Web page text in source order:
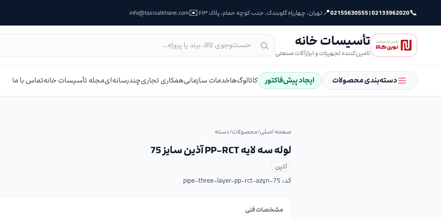
📞
02133962020 | 02155630555
📍تهران، چهارراه گلوبندک، جنب کوچه حمام، پلاک ۶۱۳ ✉️
info@tasisatkhane.com
تأسیسات خانه
تامین‌کننده تجهیزات و ابزارآلات صنعتی
دسته‌بندی محصولات ایجاد پیش‌فاکتور کاتالوگ‌هاخدمات سازمانیهمکاری تجاریچندرسانه‌ایمجله تأسیسات خانهتماس با ما
صفحه اصلی/محصولات/دسته
لوله سه لایه PP-RCT آذین سایز 75
آذین
کد: pipe-three-layer-pp-rct-azyn-75
مشخصات فنی